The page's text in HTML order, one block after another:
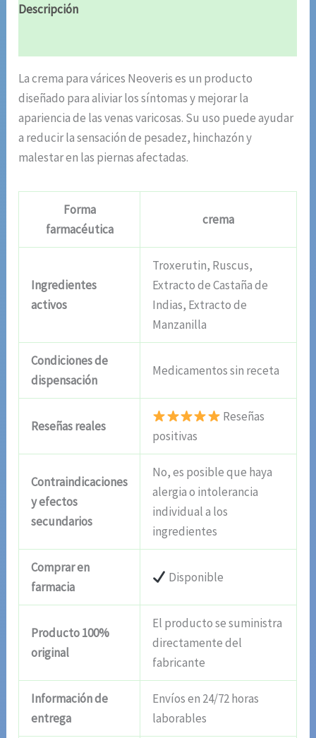
Descripción
La crema para várices Neoveris es un producto
diseñado para aliviar los síntomas y mejorar la
apariencia de las venas varicosas. Su uso puede ayudar
a reducir la sensación de pesadez, hinchazón y
malestar en las piernas afectadas.
Forma
farmacéutica
crema
Ingredientes
activos
Troxerutin, Ruscus,
Extracto de Castaña de
Indias, Extracto de
Manzanilla
Condiciones de
dispensación
Medicamentos sin receta
Reseñas reales
Reseñas
positivas
Contraindicaciones
y efectos
secundarios
No, es posible que haya
alergia o intolerancia
individual a los
ingredientes
Comprar en
farmacia
Disponible
Producto 100%
original
El producto se suministra
directamente del
fabricante
Información de
entrega
Envíos en 24/72 horas
laborables